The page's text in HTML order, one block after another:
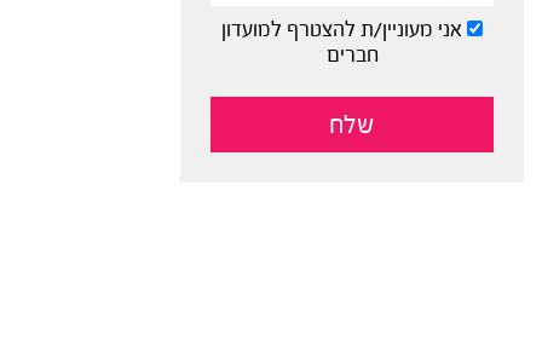
אני מעוניין/ת להצטרף למועדון
חברים